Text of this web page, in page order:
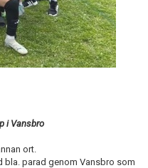
i Vansbro
ort.
bla. parad genom Vansbro som